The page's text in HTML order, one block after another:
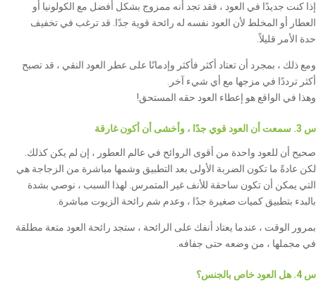
إذا كنت جديدًا في العود ، فقد تجد أنه ممزوج بشكل أفضل مع الكولونيا أو
العطار أو المخلط لأن العود نفسه له رائحة قوية جدًا. قد ترغب في تخفيف
حدة الأمر قليلاً.
ومع ذلك ، بمجرد أن تعتاد أكثر فأكثر وإدمانًا على عطر العود النقي ، قد تصبح
أكثر ترددًا في مزجها مع أي شيء آخر.
وهذا في الواقع هو إعطاء العود حقه المستحق!
س 3. سمعت أن العود قوي جدًا ، وأخشى أن أكون غارقة
صحيح أن للعود واحدة من أقوى الروائح في عالم العطور ، إن لم يكن كذلك.
لكن عادةً ما تكون الضربة الأولى بعد التطبيق وشمها مباشرة من الزجاجة هي
التي يمكن أن تكون ساحقة للأنف غير المتمرس. لهذا السبب ، نوصي بشدة
بالبدء بتطبيق كميات صغيرة جدًا ، وعدم شم رائحة الزيوت مباشرة.
بمرور الوقت ، عندما يعتاد أنفك على الرائحة ، ستجد رائحة العود متعة مطلقة
في مجملها ، من وضعه حتى جفافه.
س 4. هل العود خاص بالجنس؟